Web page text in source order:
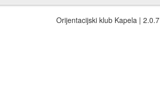
Orijentacijski klub Kapela | 2.0.7